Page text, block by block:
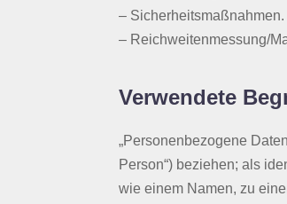
– Sicherheitsmaßnahmen.
– Reichweitenmessung/
Verwendete
„Personenbezogene
Person“) beziehen; als
wie einem Namen, zu